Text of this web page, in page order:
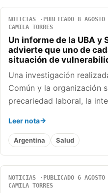
NOTICIAS PUBLICADO 8
CAMILA TORRES
Un informe de la UBA y
advierte que uno de
situación de
Una investigación
Común y la organización
precariedad laboral, la
Leer nota
Argentina Salud
NOTICIAS PUBLICADO 6
CAMILA TORRES